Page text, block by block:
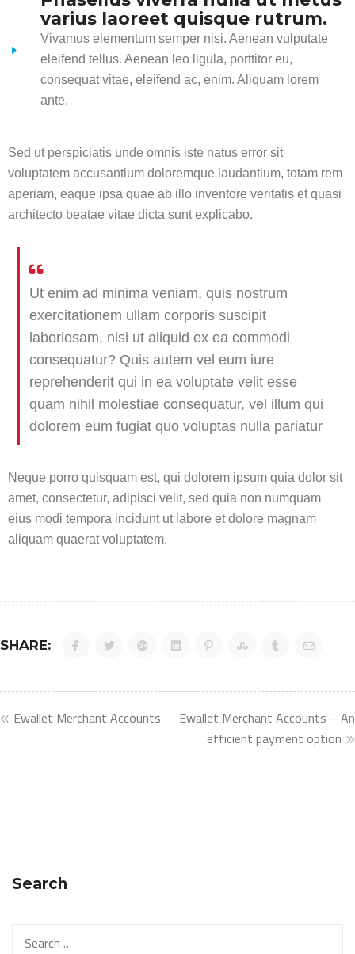
varius laoreet quisque rutrum.
Vivamus elementum semper nisi. Aenean vulputate
eleifend tellus. Aenean leo ligula, porttitor eu,
consequat vitae, eleifend ac, enim. Aliquam lorem
ante.
Sed ut perspiciatis unde omnis iste natus error sit
voluptatem accusantium doloremque laudantium, totam rem
aperiam, eaque ipsa quae ab illo inventore veritatis et quasi
architecto beatae vitae dicta sunt explicabo.
Ut enim ad minima veniam, quis nostrum
exercitationem ullam corporis suscipit
laboriosam, nisi ut aliquid ex ea commodi
consequatur? Quis autem vel eum iure
reprehenderit qui in ea voluptate velit esse
quam nihil molestiae consequatur, vel illum qui
dolorem eum fugiat quo voluptas nulla pariatur
Neque porro quisquam est, qui dolorem ipsum quia dolor sit
amet, consectetur, adipisci velit, sed quia non numquam
eius modi tempora incidunt ut labore et dolore magnam
aliquam quaerat voluptatem.
SHARE:
Ewallet Merchant Accounts
Ewallet Merchant Accounts – An
efficient payment option
Search